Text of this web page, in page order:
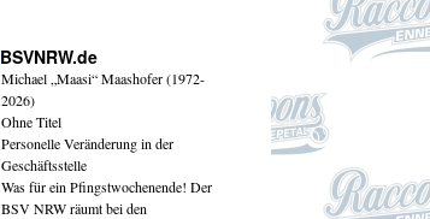
BSVNRW.de
Michael „Maasi“ Maashofer (1972-
2026)
Ohne Titel
Personelle Veränderung in der
Geschäftsstelle
Was für ein Pfingstwochenende! Der
BSV NRW räumt bei den